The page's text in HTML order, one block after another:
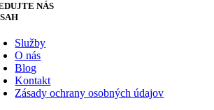
NÁS
Služby
O nás
Blog
Kontakt
Zásady ochrany osobných údajov